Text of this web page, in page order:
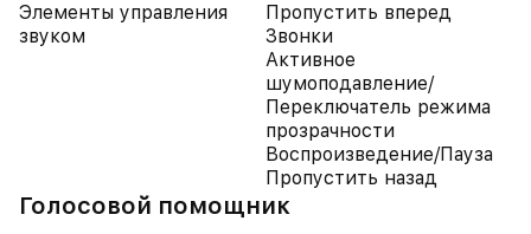
Элементы управления
звуком
Пропустить вперед
Звонки
Активное
шумоподавление/
Переключатель режима
прозрачности
Воспроизведение/Пауза
Пропустить назад
Голосовой помощник